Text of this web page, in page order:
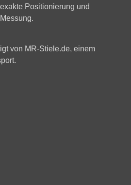
Positionierung und
von MR-Stiele.de, einem